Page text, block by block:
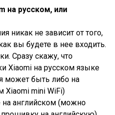
на русском, или
никак не зависит от того,
вы будете в нее входить.
Сразу скажу, что
Xiaomi на русском языке
может быть либо на
Xiaomi mini WiFi)
на английском (можно